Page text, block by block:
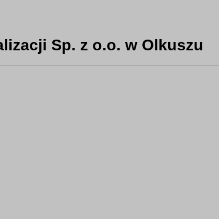
Sp. z o.o. w Olkuszu